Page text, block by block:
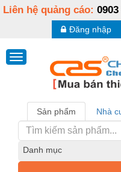
Liên hệ quảng cáo:
Đăng nhập
Sản phẩm Nhà
Danh mục